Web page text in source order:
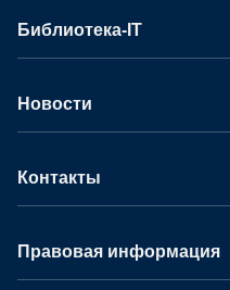
Библиотека-IT
Новости
Контакты
Правовая информация